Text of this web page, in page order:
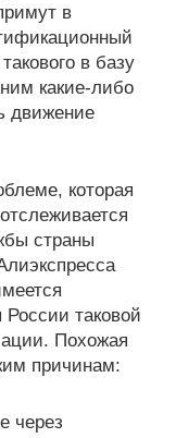
в
в базу
какие-либо
движение
которая
страны
таковой
Похожая
причинам:
через